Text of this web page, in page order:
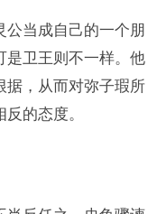
当成自己的一个朋
是卫王则不一样。他
据，从而对弥子瑕所
的态度。